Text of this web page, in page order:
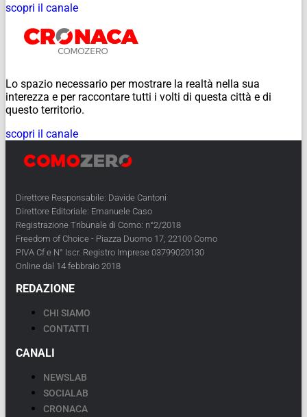
scopri il canale
Lo spazio necessario per mostrare la realtà nella sua
interezza e per raccontare tutti i volti di questa città e di
questo territorio.
scopri il canale
Direttore Responsabile: Davide Cantoni
Direttore Editoriale: Emanuele Caso
Registrazione Tribunale di Como: n°2/2018
Freedom of Choice - Piazza Duomo 17, 22100 Como
PIVA Cf e N° Iscr. Registro Imprese 03799020130
Online dal 14 febbraio 2018
REDAZIONE
CHI SIAMO
CONTATTI
CANALI
NEWSLAB
SOCIALAB
CRONACA